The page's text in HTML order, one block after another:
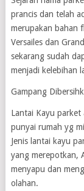
prancis dan telah
merupakan bahan
Versailes dan
sekarang sudah
menjadi kelebihan
Gampang
Lantai Kayu parket
punyai rumah yg
Jenis lantai kayu
yang merepotkan,
menyapu dan
olahan.